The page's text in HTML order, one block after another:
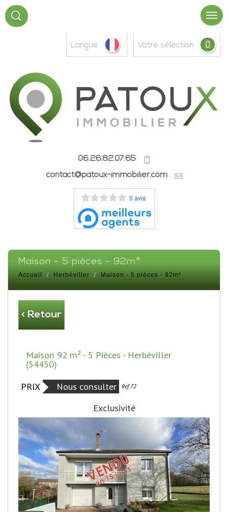
Langue votre sélection 0
06.26.82.07.65
contact@patoux-immobilier.com
0 avis
maison - 5 pièces - 92m²
Accueil Herbéviller Maison - 5 pièces - 92m²
< Retour
Maison 92 m² - 5 Pièces - Herbéviller
(54450)
PRIX
Nous consulter Ref 72
Bien vendu
Exclusivité